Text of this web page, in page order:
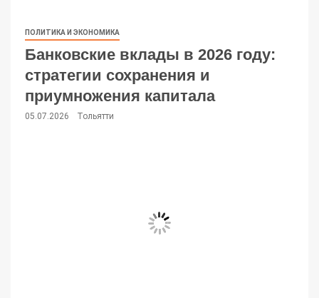
ПОЛИТИКА И ЭКОНОМИКА
Банковские вклады в 2026 году:
стратегии сохранения и
приумножения капитала
05.07.2026 Тольятти